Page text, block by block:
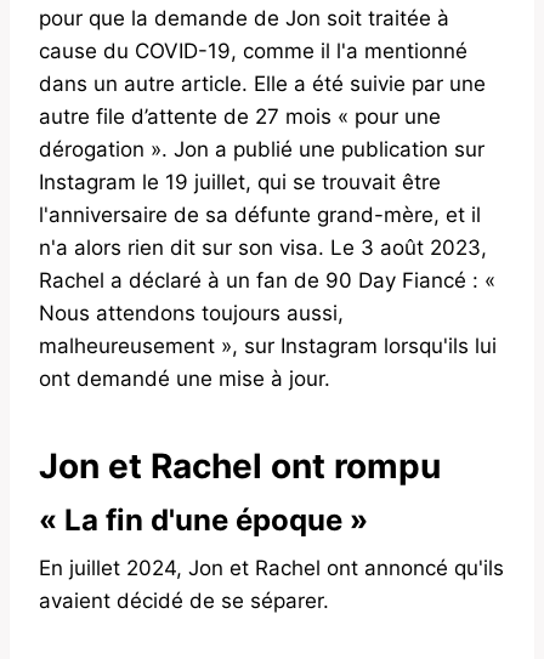
pour que la demande de Jon soit traitée à
cause du COVID-19, comme il l'a mentionné
dans un autre article. Elle a été suivie par une
autre file d’attente de 27 mois « pour une
dérogation ». Jon a publié une publication sur
Instagram le 19 juillet, qui se trouvait être
l'anniversaire de sa défunte grand-mère, et il
n'a alors rien dit sur son visa. Le 3 août 2023,
Rachel a déclaré à un fan de 90 Day Fiancé : «
Nous attendons toujours aussi,
malheureusement », sur Instagram lorsqu'ils lui
ont demandé une mise à jour.
Jon et Rachel ont rompu
« La fin d'une époque »
En juillet 2024, Jon et Rachel ont annoncé qu'ils
avaient décidé de se séparer.